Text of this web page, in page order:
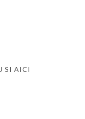
SI AICI